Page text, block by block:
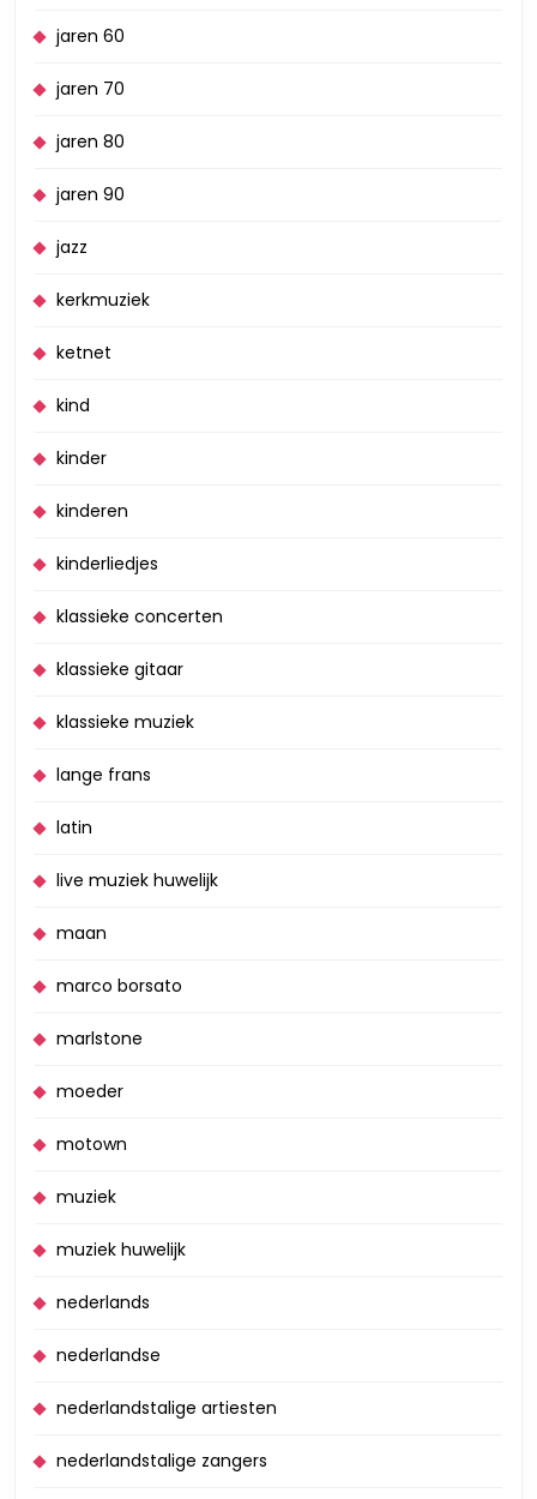
jaren 60
jaren 70
jaren 80
jaren 90
jazz
kerkmuziek
ketnet
kind
kinder
kinderen
kinderliedjes
klassieke concerten
klassieke gitaar
klassieke muziek
lange frans
latin
live muziek huwelijk
maan
marco borsato
marlstone
moeder
motown
muziek
muziek huwelijk
nederlands
nederlandse
nederlandstalige artiesten
nederlandstalige zangers